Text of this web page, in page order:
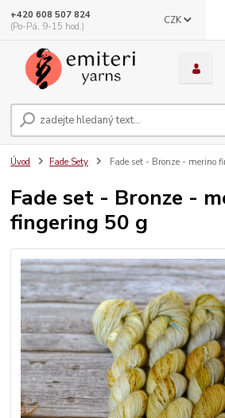
CZK
+420 608 507 824
(Po-Pá, 9-15 hod.)
Úvod Fade Sety Fade set - Bronze - merino
Fade set - Bronze -
fingering 50 g